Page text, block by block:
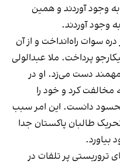
وجود آوردند و همین
وجود آوردند.
سوات راه‌انداخت و‌ از آن
پرداخت. ملا عبدالولی
دست می‌زد. او در
مخالفت کرد و‌ خود را
دانست. این امر سبب
در سپتامبر سال ۲۰۱۴ از تحریک طالبان پاکستان جدا
بیاورد.
حمله‌های تروریستی پر تلفات در